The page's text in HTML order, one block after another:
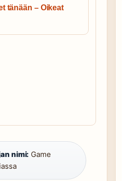
tänään – Oikeat
nimi: Game